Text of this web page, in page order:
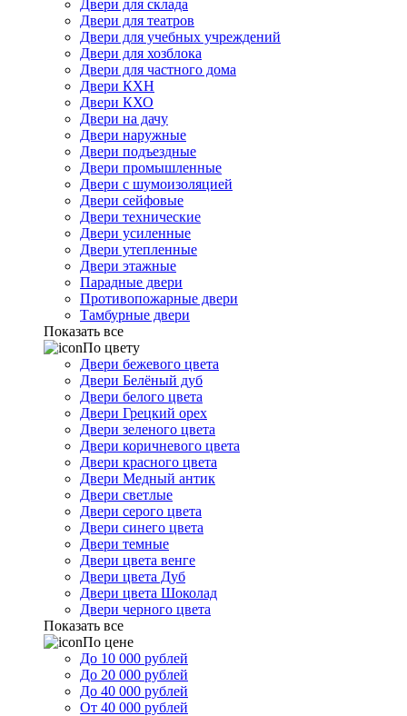
Двери для склада
Двери для театров
Двери для учебных учреждений
Двери для хозблока
Двери для частного дома
Двери КХН
Двери КХО
Двери на дачу
Двери наружные
Двери подъездные
Двери промышленные
Двери с шумоизоляцией
Двери сейфовые
Двери технические
Двери усиленные
Двери утепленные
Двери этажные
Парадные двери
Противопожарные двери
Тамбурные двери
Показать все
По цвету
Двери бежевого цвета
Двери Белёный дуб
Двери белого цвета
Двери Грецкий орех
Двери зеленого цвета
Двери коричневого цвета
Двери красного цвета
Двери Медный антик
Двери светлые
Двери серого цвета
Двери синего цвета
Двери темные
Двери цвета венге
Двери цвета Дуб
Двери цвета Шоколад
Двери черного цвета
Показать все
По цене
До 10 000 рублей
До 20 000 рублей
До 40 000 рублей
От 40 000 рублей